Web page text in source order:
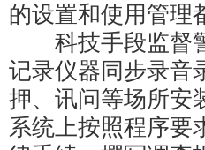
的设置和使用管理
科技手段监督警
记录仪器同步录音
押、讯问等场所安
系统上按照程序要